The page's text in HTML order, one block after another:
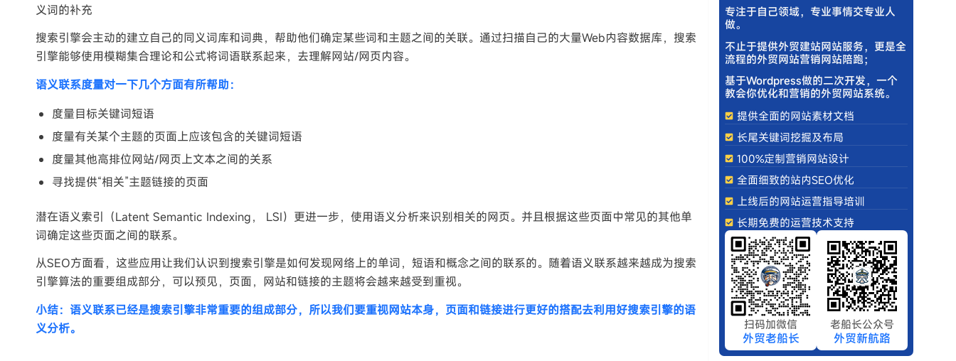
义词的补充
搜索引擎会主动的建立自己的同义词库和词典，帮助他们确定某些词和主题之间的关联。通过扫描自己的大量Web内容数据库，搜索
引擎能够使用模糊集合理论和公式将词语联系起来，去理解网站/网页内容。
语义联系度量对一下几个方面有所帮助：
度量目标关键词短语
度量有关某个主题的页面上应该包含的关键词短语
度量其他高排位网站/网页上文本之间的关系
寻找提供“相关”主题链接的页面
潜在语义索引（Latent Semantic Indexing， LSI）更进一步，使用语义分析来识别相关的网页。并且根据这些页面中常见的其他单
词确定这些页面之间的联系。
从SEO方面看，这些应用让我们认识到搜索引擎是如何发现网络上的单词，短语和概念之间的联系的。随着语义联系越来越成为搜索
引擎算法的重要组成部分，可以预见，页面，网站和链接的主题将会越来越受到重视。
小结：语义联系已经是搜索引擎非常重要的组成部分，所以我们要重视网站本身，页面和链接进行更好的搭配去利用好搜索引擎的语
义分析。
专注于自己领域，专业事情交专业人
做。
不止于提供外贸建站网站服务，更是全
流程的外贸网站营销网站陪跑；
基于Wordpress做的二次开发，一个
教会你优化和营销的外贸网站系统。
提供全面的网站素材文档
长尾关键词挖掘及布局
100%定制营销网站设计
全面细致的站内SEO优化
上线后的网站运营指导培训
长期免费的运营技术支持
扫码加微信
外贸老船长
老船长公众号
外贸新航路